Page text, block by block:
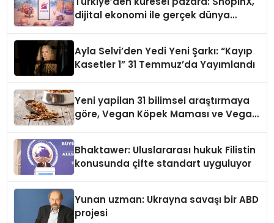
dijital ekonomi ile gerçek dünya
Ayla Selvi’den Yedi Yeni Şarkı: “Kayıp
Kasetler 1” 31 Temmuz’da Yayımlandı
Yeni yapilan 31 bilimsel araştırmaya
göre, Vegan Köpek Maması ve Vegan
Bhaktawer: Uluslararası hukuk Filistin
konusunda çifte standart uyguluyor
Yunan uzman: Ukrayna savaşı bir ABD
projesi